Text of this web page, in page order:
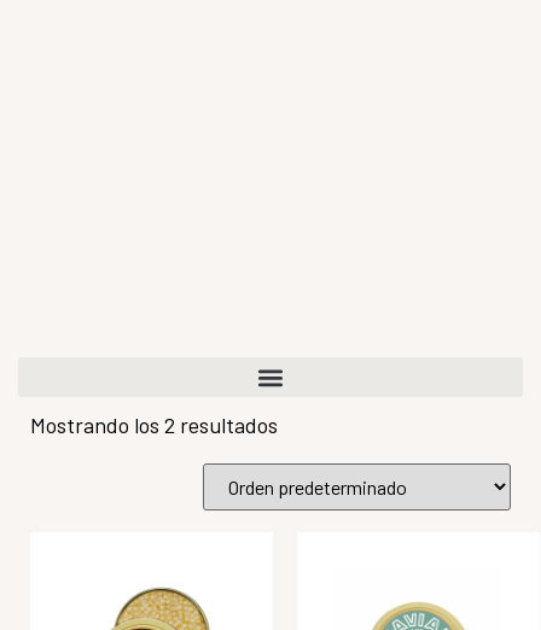
Mostrando los 2 resultados